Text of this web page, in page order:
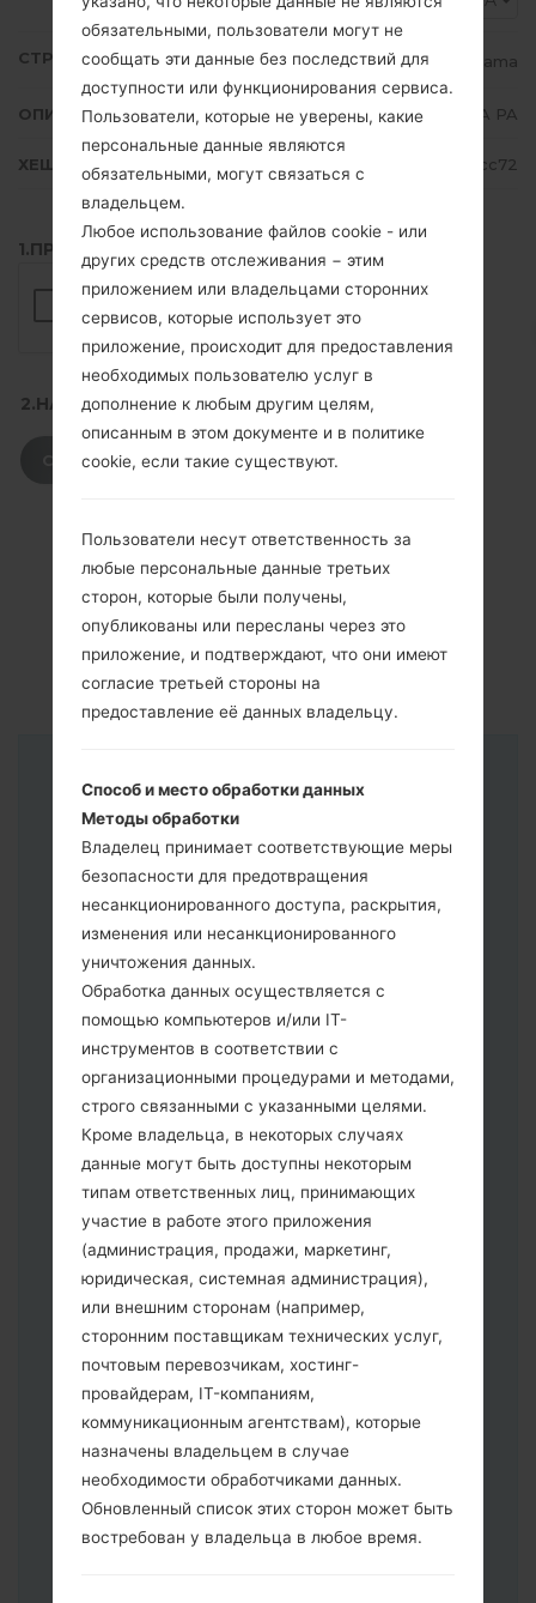
СТРАНА Panama
ОПИСАНИЕ TPA PA
ХЕШ f06e825e6aa7b26fb7216e720208cc72
1.ПРОВЕРИТЬ НАЛИЧИЕ RECAPTCHA
2.НАЖМИТЕ, ЧТОБЫ СКАЧАТЬ
СКАЧАТЬ
Инструкции
Скачайте на свой ПК:Odin 3.
Далее загрузите и распакуйте файл
прошивки.
Вам необходимо 1 (Выбрать 1 файл
прошивки здесь) или 5 (Выбрать 5
файл прошивки здесь) файлов для
прошивки:
AP: "System & Recovery"
CP: "Modem & Radio"
CSC _ ***: "Country & Region & Operator"
HOME_CSC _ ***: "Country & Region &
Operator"
Добавьте все файлы в программу Odin
3.
обязательными, пользователи могут не
сообщать эти данные без последствий для
доступности или функционирования сервиса.
Пользователи, которые не уверены, какие
персональные данные являются
обязательными, могут связаться с
владельцем.
Любое использование файлов cookie - или
других средств отслеживания − этим
приложением или владельцами сторонних
сервисов, которые использует это
приложение, происходит для предоставления
необходимых пользователю услуг в
дополнение к любым другим целям,
описанным в этом документе и в политике
cookie, если такие существуют.
Пользователи несут ответственность за
любые персональные данные третьих
сторон, которые были получены,
опубликованы или пересланы через это
приложение, и подтверждают, что они имеют
согласие третьей стороны на
предоставление её данных владельцу.
Способ и место обработки данных
Методы обработки
Владелец принимает соответствующие меры
безопасности для предотвращения
несанкционированного доступа, раскрытия,
изменения или несанкционированного
уничтожения данных.
Обработка данных осуществляется с
помощью компьютеров и/или IT-
инструментов в соответствии с
организационными процедурами и методами,
строго связанными с указанными целями.
Кроме владельца, в некоторых случаях
данные могут быть доступны некоторым
типам ответственных лиц, принимающих
участие в работе этого приложения
(администрация, продажи, маркетинг,
юридическая, системная администрация),
или внешним сторонам (например,
сторонним поставщикам технических услуг,
почтовым перевозчикам, хостинг-
провайдерам, IT-компаниям,
коммуникационным агентствам), которые
назначены владельцем в случае
необходимости обработчиками данных.
Обновленный список этих сторон может быть
востребован у владельца в любое время.